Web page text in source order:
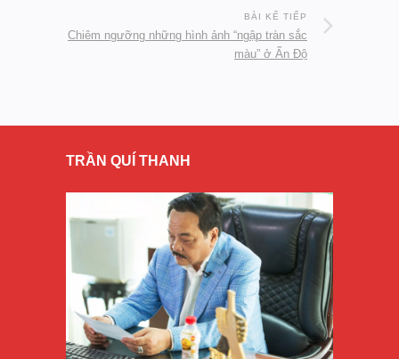
BÀI KẾ TIẾP
Chiêm ngưỡng những hình ảnh “ngập tràn sắc
màu” ở Ấn Độ
TRẦN QUÍ THANH